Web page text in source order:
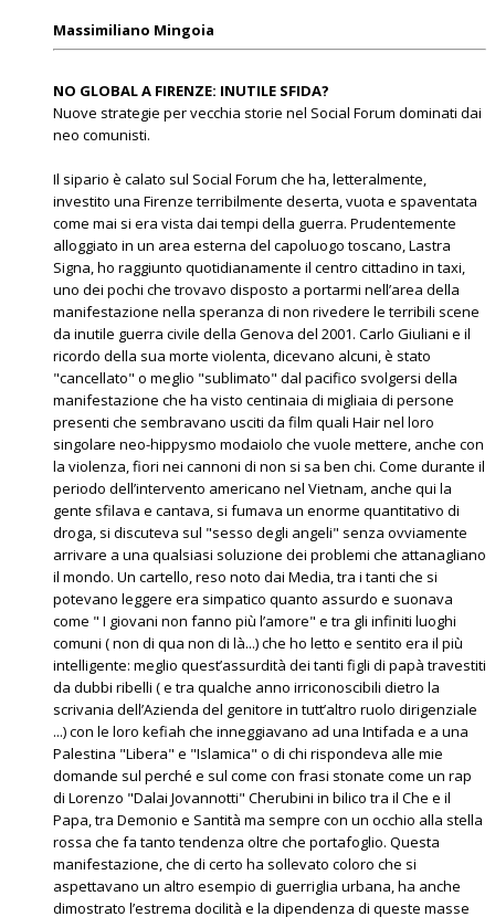
Massimiliano Mingoia
NO GLOBAL A FIRENZE: INUTILE SFIDA?
Nuove strategie per vecchia storie nel Social Forum dominati dai
neo comunisti.
Il sipario è calato sul Social Forum che ha, letteralmente,
investito una Firenze terribilmente deserta, vuota e spaventata
come mai si era vista dai tempi della guerra. Prudentemente
alloggiato in un area esterna del capoluogo toscano, Lastra
Signa, ho raggiunto quotidianamente il centro cittadino in taxi,
uno dei pochi che trovavo disposto a portarmi nell’area della
manifestazione nella speranza di non rivedere le terribili scene
da inutile guerra civile della Genova del 2001. Carlo Giuliani e il
ricordo della sua morte violenta, dicevano alcuni, è stato
"cancellato" o meglio "sublimato" dal pacifico svolgersi della
manifestazione che ha visto centinaia di migliaia di persone
presenti che sembravano usciti da film quali Hair nel loro
singolare neo-hippysmo modaiolo che vuole mettere, anche con
la violenza, fiori nei cannoni di non si sa ben chi. Come durante il
periodo dell’intervento americano nel Vietnam, anche qui la
gente sfilava e cantava, si fumava un enorme quantitativo di
droga, si discuteva sul "sesso degli angeli" senza ovviamente
arrivare a una qualsiasi soluzione dei problemi che attanagliano
il mondo. Un cartello, reso noto dai Media, tra i tanti che si
potevano leggere era simpatico quanto assurdo e suonava
come " I giovani non fanno più l’amore" e tra gli infiniti luoghi
comuni ( non di qua non di là...) che ho letto e sentito era il più
intelligente: meglio quest’assurdità dei tanti figli di papà travestiti
da dubbi ribelli ( e tra qualche anno irriconoscibili dietro la
scrivania dell’Azienda del genitore in tutt’altro ruolo dirigenziale
...) con le loro kefiah che inneggiavano ad una Intifada e a una
Palestina "Libera" e "Islamica" o di chi rispondeva alle mie
domande sul perché e sul come con frasi stonate come un rap
di Lorenzo "Dalai Jovannotti" Cherubini in bilico tra il Che e il
Papa, tra Demonio e Santità ma sempre con un occhio alla stella
rossa che fa tanto tendenza oltre che portafoglio. Questa
manifestazione, che di certo ha sollevato coloro che si
aspettavano un altro esempio di guerriglia urbana, ha anche
dimostrato l’estrema docilità e la dipendenza di queste masse